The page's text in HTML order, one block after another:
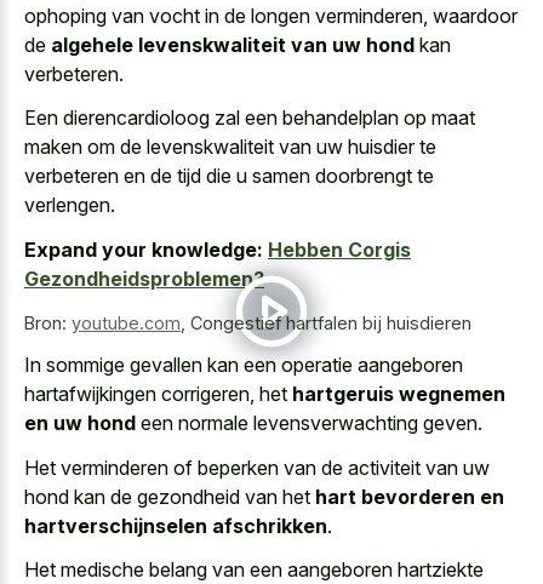
ophoping van vocht in de longen verminderen, waardoor
de algehele levenskwaliteit van uw hond kan
verbeteren.
Een dierencardioloog zal een behandelplan op maat
maken om de levenskwaliteit van uw huisdier te
verbeteren en de tijd die u samen doorbrengt te
verlengen.
Expand your knowledge: Hebben Corgis
Gezondheidsproblemen?
Bron: youtube.com Congestief hartfalen bij huisdieren
In sommige gevallen kan een operatie aangeboren
hartafwijkingen corrigeren, het hartgeruis wegnemen
en uw hond een normale levensverwachting geven.
Het verminderen of beperken van de activiteit van uw
hond kan de gezondheid van het hart bevorderen en
hartverschijnselen afschrikken.
Het medische belang van een aangeboren hartziekte